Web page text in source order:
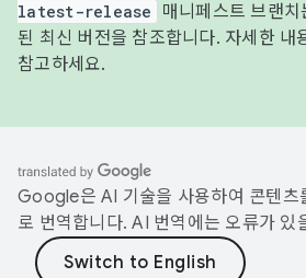
latest-release
매니페스트 브랜
된 최신 버전을 참조합니다. 자세한 내
참고하세요.
Google은 AI 기술을 사용하여 콘텐츠
로 번역합니다. AI 번역에는 오류가 있